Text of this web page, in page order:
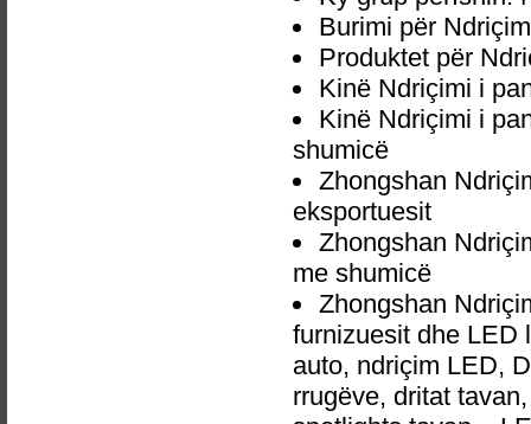
Burimi për
Produktet për
Kinë Ndriçimi i
Kinë Ndriçimi i
shumicë
Zhongshan
eksportuesit
Zhongshan
me shumicë
Zhongshan
furnizuesit dhe LED
auto, ndriçim LED,
rrugëve, dritat